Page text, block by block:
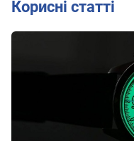
Корисні статті